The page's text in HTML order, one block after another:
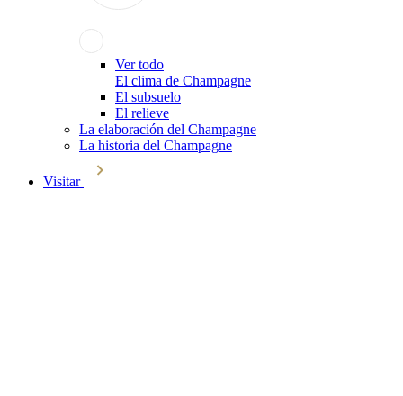
Ver todo
El clima de Champagne
El subsuelo
El relieve
La elaboración del Champagne
La historia del Champagne
Visitar